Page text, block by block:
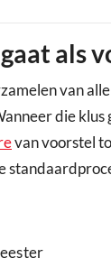
als
van
die
van voorstel